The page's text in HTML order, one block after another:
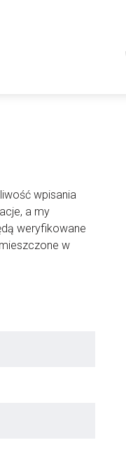
wpisania
a my
weryfikowane
w